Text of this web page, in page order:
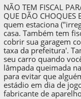
NÃO TEM FISCAL
QUE DÃO
quem estaciona
casa. Também tem
cobrir sua garagem
taxa da prefeitura'.
seu carro quando
lâmpada queimada
para evitar que
estádio em dia de
fabricante de